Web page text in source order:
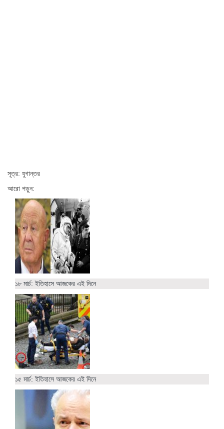
সূত্র: যুগান্তর
আরো পড়ুন:
১৮ মার্চ: ইতিহাসে আজকের এই দিনে
১৫ মার্চ: ইতিহাসে আজকের এই দিনে